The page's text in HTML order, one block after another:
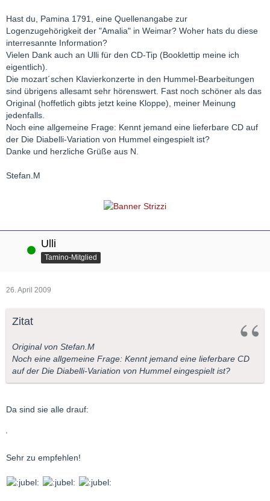
Hast du, Pamina 1791, eine Quellenangabe zur
Logenzugehörigkeit der "Amalia" in Weimar? Woher hats du diese
interresannte Information?
Vielen Dank auch an Ulli für den CD-Tip (Booklettip meine ich
eigentlich).
Die mozart´schen Klavierkonzerte in den Hummel-Bearbeitungen
sind übrigens allesamt sehr hörenswert. Fast noch schöner als das
Original (hoffetlich gibts jetzt keine Kloppe), meiner Meinung
jedenfalls.
Noch eine allgemeine Frage: Kennt jemand eine lieferbare CD auf
der Die Diabelli-Variation von Hummel eingespielt ist?
Danke und herzliche Grüße aus N.
Stefan.M
Online Ulli
Tamino-Mitglied
26. April 2009
Zitat
Original von Stefan.M
Noch eine allgemeine Frage: Kennt jemand eine lieferbare CD
auf der Die Diabelli-Variation von Hummel eingespielt ist?
Da sind sie alle drauf:
Sehr zu empfehlen!